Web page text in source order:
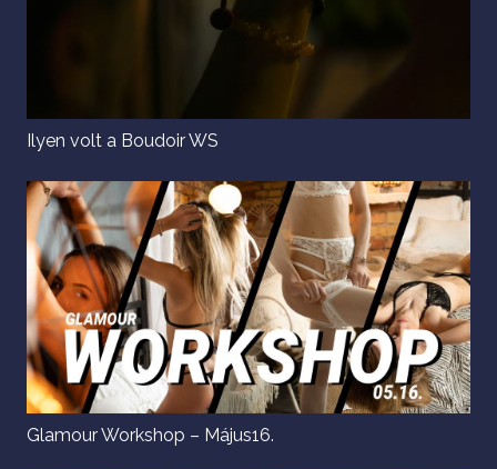
Ilyen volt a Boudoir WS
Glamour Workshop – Május16.